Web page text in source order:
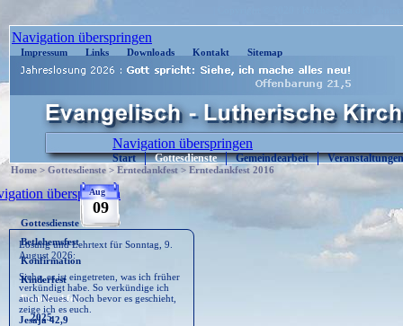
Navigation überspringen
Impressum Links Downloads Kontakt Sitemap
Navigation überspringen
Start Gottesdienste Gemeindearbeit Veranstaltungen
Home > Gottesdienste > Erntedankfest > Erntedankfest 2016
überspringen
Gottesdienste
Betlehemsfest
Konfirmation
Kinderfest
Erntedankfest
2025
Aug
09
Losung und Lehrtext für Sonntag, 9.
August 2026:
Siehe, es ist eingetreten, was ich früher
verkündigt habe. So verkündige ich
auch Neues. Noch bevor es geschieht,
zeige ich es euch.
Jesaja 42,9